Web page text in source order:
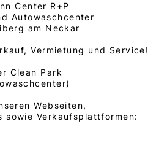
Center R+P
Autowaschcenter
am Neckar
Vermietung und Service!
Clean Park
Webseiten,
sowie Verkaufsplattformen: